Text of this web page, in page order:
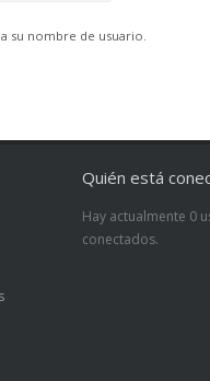
su nombre de usuario.
Quién está
Hay actualmente 0
conectados.